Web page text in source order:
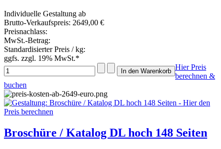
Individuelle Gestaltung ab
Brutto-Verkaufspreis: 2649,00 €
Preisnachlass:
MwSt.-Betrag:
Standardisierter Preis / kg:
ggfs. zzgl. 19% MwSt.*
Hier Preis
berechnen &
buchen
Broschüre / Katalog DL hoch 148 Seiten